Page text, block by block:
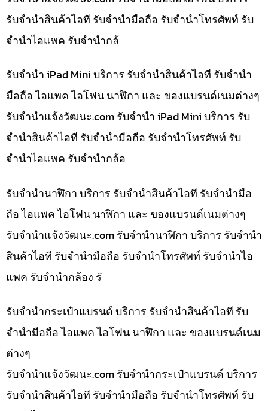
รับจำนำสินค้าไอที รับจำนำมือถือ รับจำนำโทรศัพท์ รับ
จำนำไอแพค รับจำนำกล้
รับจำนำ iPad Mini บริการ รับจำนำสินค้าไอที รับจำนำ
มือถือ ไอแพค ไอโฟน นาฬิกา และ ของแบรนด์เนมต่างๆ
รับจํานําแจ้งวัฒนะ.com รับจำนำ iPad Mini บริการ รับ
จำนำสินค้าไอที รับจำนำมือถือ รับจำนำโทรศัพท์ รับ
จำนำไอแพค รับจำนำกล้อ
รับจำนำนาฬิกา บริการ รับจำนำสินค้าไอที รับจำนำมือ
ถือ ไอแพค ไอโฟน นาฬิกา และ ของแบรนด์เนมต่างๆ
รับจํานําแจ้งวัฒนะ.com รับจำนำนาฬิกา บริการ รับจำนำ
สินค้าไอที รับจำนำมือถือ รับจำนำโทรศัพท์ รับจำนำไอ
แพค รับจำนำกล้อง รั
รับจำนำกระเป๋าแบรนด์ บริการ รับจำนำสินค้าไอที รับ
จำนำมือถือ ไอแพค ไอโฟน นาฬิกา และ ของแบรนด์เนม
ต่างๆ
รับจํานําแจ้งวัฒนะ.com รับจำนำกระเป๋าแบรนด์ บริการ
รับจำนำสินค้าไอที รับจำนำมือถือ รับจำนำโทรศัพท์ รับ